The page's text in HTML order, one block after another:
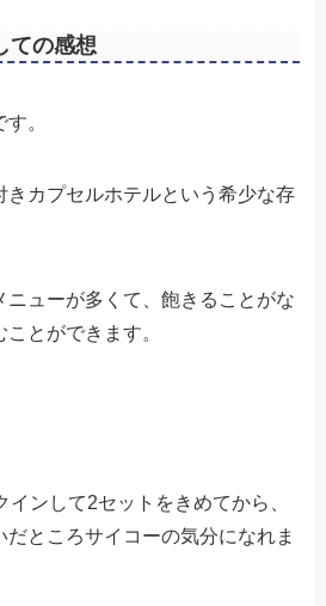
ての感想
。
きカプセルホテルという希少な存
ニューが多くて、飽きることがな
とができます。
ンして2セットをきめてから、
だところサイコーの気分になれま